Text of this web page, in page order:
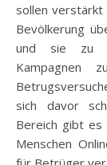
sollen
Bevölkerung
und sie zu
Kampagnen
sich davor
Bereich gibt es
Menschen